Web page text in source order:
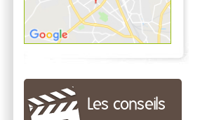
Les conseils